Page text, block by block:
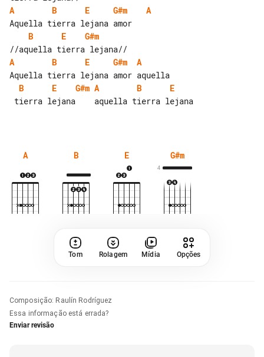
A
B E G#m
A
B
E
G#m
A
B E G#m
A
B
E G#m A B
E
A B E G#m
4
Tom Rolagem Mídia Opções
Composição: Raulín Rodríguez
Essa informação está errada?
Enviar revisão